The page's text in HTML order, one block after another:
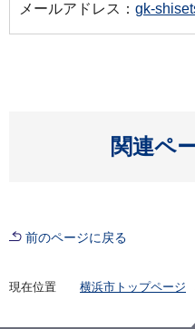
メールアドレス： gk-
関連ペ
前のページに戻る
現在位置 横浜市トップページ